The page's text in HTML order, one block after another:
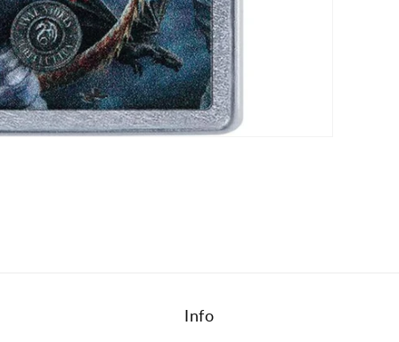
Info